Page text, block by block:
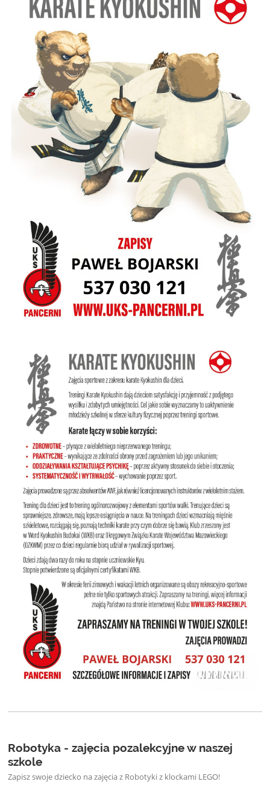
Robotyka - zajęcia pozalekcyjne w naszej
szkole
Zapisz swoje dziecko na zajęcia z Robotyki z klockami LEGO!